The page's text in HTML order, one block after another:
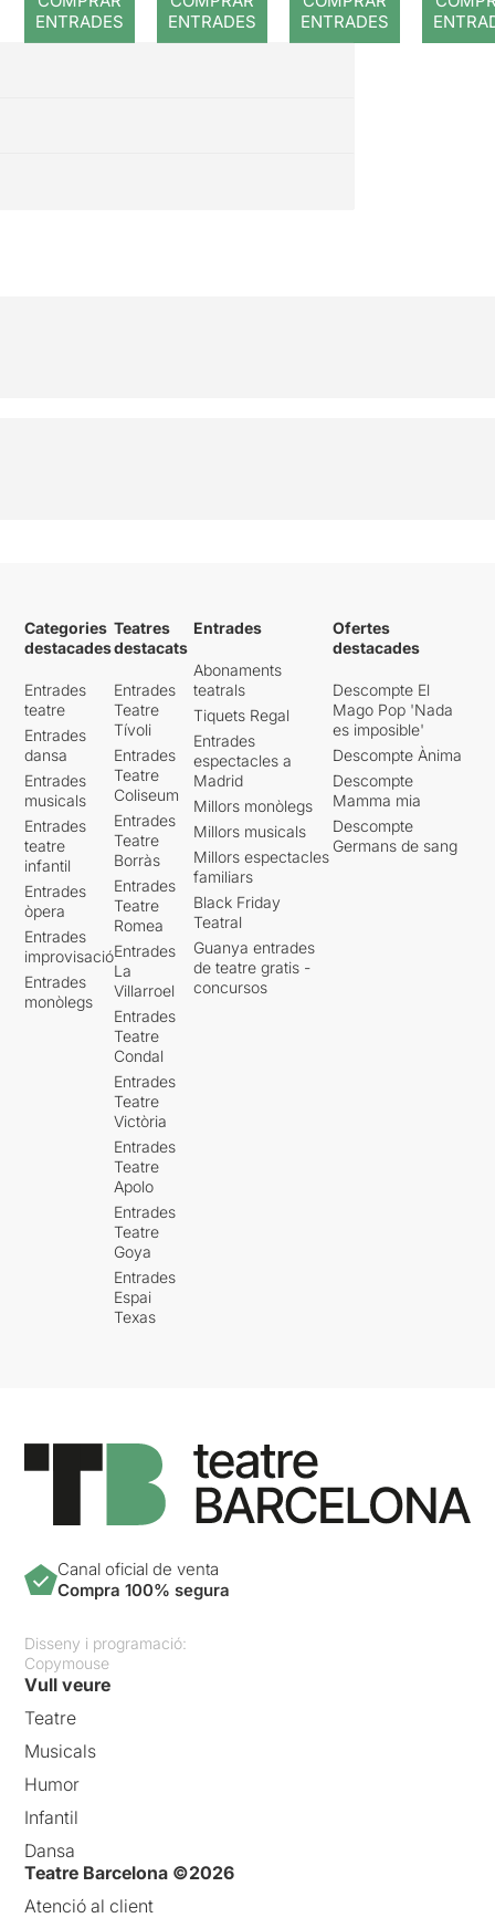
ENTRADES
ENTRADES
ENTRADES
Categories
destacades
Entrades
teatre
Entrades
dansa
Entrades
musicals
Entrades
teatre
infantil
Entrades
òpera
Entrades
improvisació
Entrades
monòlegs
Teatres
destacats
Entrades
Teatre
Tívoli
Entrades
Teatre
Coliseum
Entrades
Teatre
Borràs
Entrades
Teatre
Romea
Entrades
La
Villarroel
Entrades
Teatre
Condal
Entrades
Teatre
Victòria
Entrades
Teatre
Apolo
Entrades
Teatre
Goya
Entrades
Espai
Texas
Entrades
Abonaments
teatrals
Tiquets Regal
Entrades
espectacles a
Madrid
Millors monòlegs
Millors musicals
Millors espectacles
familiars
Black Friday
Teatral
Guanya entrades
de teatre gratis -
concursos
Ofertes
destacades
Descompte El
Mago Pop 'Nada
es imposible'
Descompte Ànima
Descompte
Mamma mia
Descompte
Germans de sang
Canal oficial de venta
Compra 100% segura
Disseny i programació:
Copymouse
Vull veure
Teatre
Musicals
Humor
Infantil
Dansa
Teatre Barcelona ©2026
Atenció al client